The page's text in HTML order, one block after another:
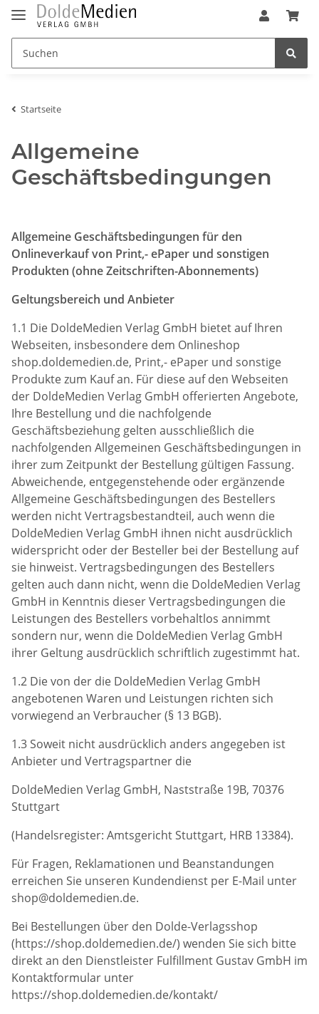
Startseite
Allgemeine
Geschäftsbedingungen
Allgemeine Geschäftsbedingungen für den
Onlineverkauf von Print,- ePaper und sonstigen
Produkten (ohne Zeitschriften-Abonnements)
Geltungsbereich und Anbieter
1.1 Die DoldeMedien Verlag GmbH bietet auf Ihren
Webseiten, insbesondere dem Onlineshop
shop.doldemedien.de, Print,- ePaper und sonstige
Produkte zum Kauf an. Für diese auf den Webseiten
der DoldeMedien Verlag GmbH offerierten Angebote,
Ihre Bestellung und die nachfolgende
Geschäftsbeziehung gelten ausschließlich die
nachfolgenden Allgemeinen Geschäftsbedingungen in
ihrer zum Zeitpunkt der Bestellung gültigen Fassung.
Abweichende, entgegenstehende oder ergänzende
Allgemeine Geschäftsbedingungen des Bestellers
werden nicht Vertragsbestandteil, auch wenn die
DoldeMedien Verlag GmbH ihnen nicht ausdrücklich
widerspricht oder der Besteller bei der Bestellung auf
sie hinweist. Vertragsbedingungen des Bestellers
gelten auch dann nicht, wenn die DoldeMedien Verlag
GmbH in Kenntnis dieser Vertragsbedingungen die
Leistungen des Bestellers vorbehaltlos annimmt
sondern nur, wenn die DoldeMedien Verlag GmbH
ihrer Geltung ausdrücklich schriftlich zugestimmt hat.
1.2 Die von der die DoldeMedien Verlag GmbH
angebotenen Waren und Leistungen richten sich
vorwiegend an Verbraucher (§ 13 BGB).
1.3 Soweit nicht ausdrücklich anders angegeben ist
Anbieter und Vertragspartner die
DoldeMedien Verlag GmbH, Naststraße 19B, 70376
Stuttgart
(Handelsregister: Amtsgericht Stuttgart, HRB 13384).
Für Fragen, Reklamationen und Beanstandungen
erreichen Sie unseren Kundendienst per E-Mail unter
shop@doldemedien.de.
Bei Bestellungen über den Dolde-Verlagsshop
(https://shop.doldemedien.de/) wenden Sie sich bitte
direkt an den Dienstleister Fulfillment Gustav GmbH im
Kontaktformular unter
https://shop.doldemedien.de/kontakt/